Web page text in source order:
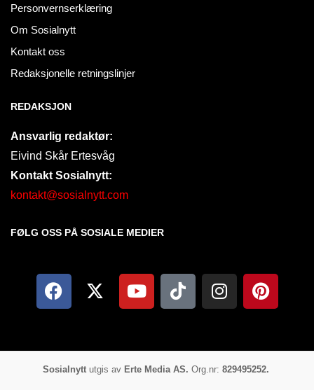
Personvernserklæring
Om Sosialnytt
Kontakt oss
Redaksjonelle retningslinjer
REDAKSJON
Ansvarlig redaktør:
Eivind Skår Ertesvåg
Kontakt Sosialnytt:
kontakt@sosialnytt.com
FØLG OSS PÅ SOSIALE MEDIER​
Sosialnyttutgis av Erte Media AS. Org.nr: 829495252.